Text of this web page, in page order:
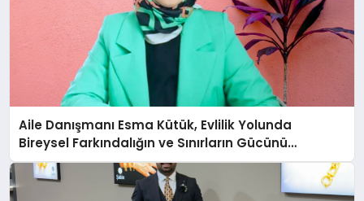
Aile Danışmanı Esma Kütük, Evlilik Yolunda
Bireysel Farkındalığın ve Sınırların Gücünü
Anlatıyor